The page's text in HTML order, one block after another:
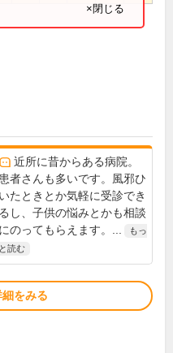
×閉じる
近所に昔からある病院。
患者さんも多いです。風邪ひ
いたときとか気軽に受診でき
るし、子供の悩みとかも相談
にのってもらえます。...
もっ
と読む
をみる